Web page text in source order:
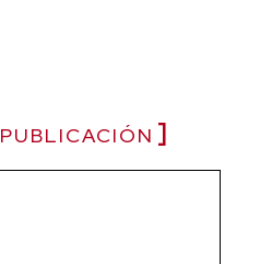
PUBLICACIÓN